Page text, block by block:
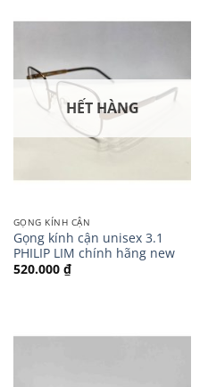
HẾT HÀNG
GỌNG KÍNH CẬN
Gọng kính cận unisex 3.1
PHILIP LIM chính hãng new
520.000 ₫